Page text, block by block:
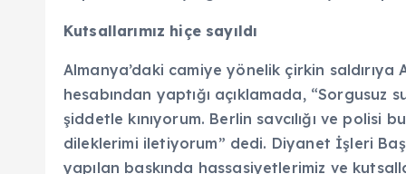
Kutsallarımız hiçe sayıldı
Almanya’daki camiye yönelik çirkin saldırıya
hesabından yaptığı açıklamada, “Sorgusuz
şiddetle kınıyorum. Berlin savcılığı ve
dileklerimi iletiyorum” dedi. Diyanet İşleri
yapılan baskında hassasiyetlerimiz ve